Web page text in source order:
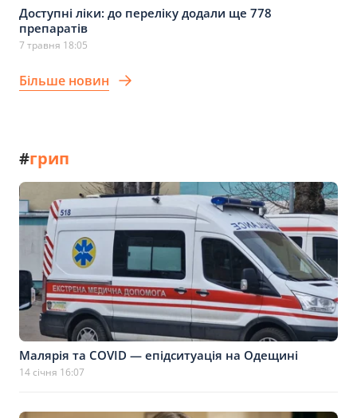
Доступні ліки: до переліку додали ще 778
препаратів
7 травня 18:05
Більше новин
#грип
Малярія та COVID — епідситуація на Одещині
14 січня 16:07